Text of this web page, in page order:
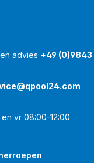
advies +49
vr 08:00-12:00